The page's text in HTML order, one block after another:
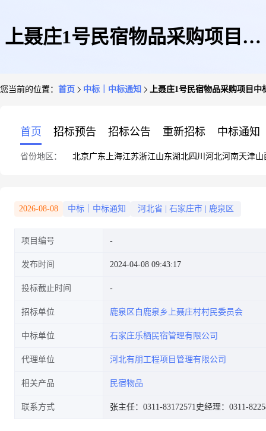
上聂庄1号民宿物品采购项目中
您当前的位置： 首页 中标｜中标通知 上聂庄1号民宿物品采购项目中
首页 招标预告 招标公告 重新招标 中标通知
省份地区： 北京广东 上海江苏浙江山东湖北四川 河北河南天津山
2026-08-08 中标｜中标通知 河北省 石家庄市 鹿泉区
项目编号
发布时间 2024-04-08 09:43:17
投标截止时间
招标单位 鹿泉区白鹿泉乡上聂庄村村民委员会
中标单位 石家庄乐栖民宿管理有限公司
代理单位 河北有朋工程项目管理有限公司
相关产品 民宿物品
联系方式 张主任：0311-83172571史经理：0311-